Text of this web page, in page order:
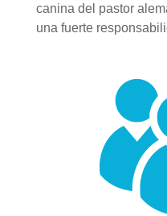
canina del pastor
una fuerte